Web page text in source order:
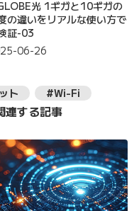
光 1ギガと10ギガの
の違いをリアルな使い方で
証-03
06-26
ト
#Wi-Fi
連する記事